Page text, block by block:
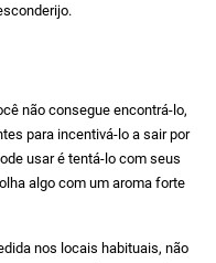
não consegue encontrá-lo,
para incentivá-lo a sair por
usar é tentá-lo com seus
algo com um aroma forte
nos locais habituais, não